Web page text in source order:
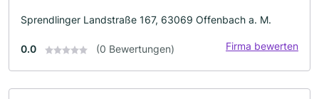
Sprendlinger Landstraße 167, 63069 Offenbach a. M.
0.0 (0 Bewertungen) Firma bewerten